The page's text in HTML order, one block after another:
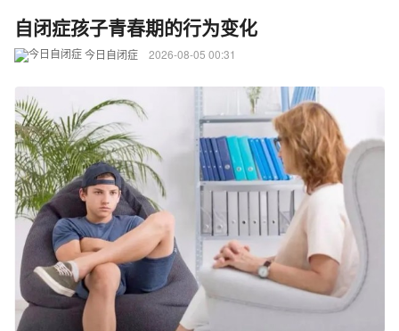
自闭症孩子青春期的行为变化
今日自闭症 2026-08-05 00:31